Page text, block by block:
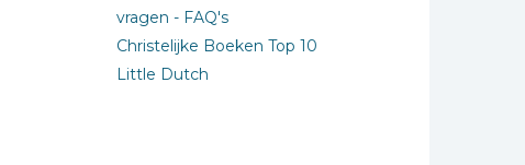
vragen - FAQ's
Christelijke Boeken Top 10
Little Dutch